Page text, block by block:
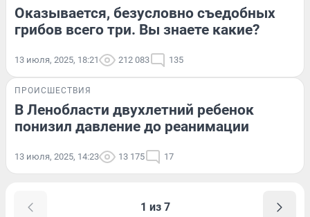
Оказывается, безусловно съедобных
грибов всего три. Вы знаете какие?
13 июля, 2025, 18:21 212 083 135
ПРОИСШЕСТВИЯ
В Ленобласти двухлетний ребенок
понизил давление до реанимации
13 июля, 2025, 14:23 13 175 17
1 из 7